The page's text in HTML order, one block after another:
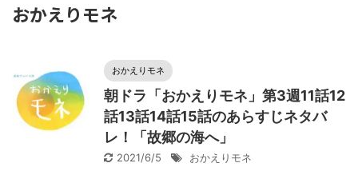
おかえりモネ
おかえりモネ
朝ドラ「おかえりモネ」第3週11話12
話13話14話15話のあらすじネタバ
レ！「故郷の海へ」
2021/6/5 おかえりモネ